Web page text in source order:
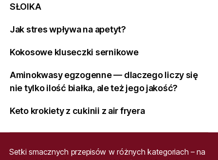
SŁOIKA
Jak stres wpływa na apetyt?
Kokosowe kluseczki sernikowe
Aminokwasy egzogenne — dlaczego liczy się
nie tylko ilość białka, ale też jego jakość?
Keto krokiety z cukinii z air fryera
Setki smacznych przepisów w różnych kategoriach – na